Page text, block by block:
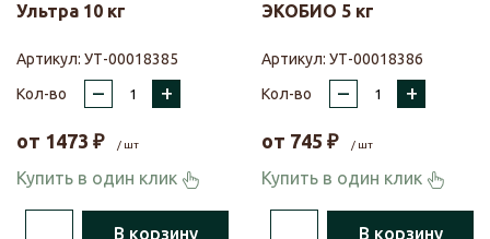
Ультра 10 кг
Артикул: УТ-00018385
Кол-во
– +
от 1473 ₽ / шт
Купить в один клик
В корзину
ЭКОБИО 5 кг
Артикул: УТ-00018386
Кол-во
– +
от 745 ₽ / шт
Купить в один клик
В корзину